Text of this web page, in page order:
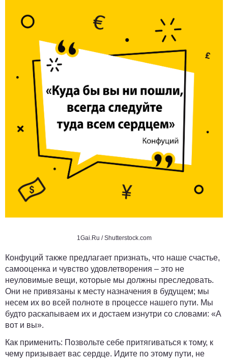
1Gai.Ru / Shutterstock.com
Конфуций также предлагает признать, что наше счастье,
самооценка и чувство удовлетворения – это не
неуловимые вещи, которые мы должны преследовать.
Они не привязаны к месту назначения в будущем; мы
несем их во всей полноте в процессе нашего пути. Мы
будто раскапываем их и достаем изнутри со словами: «А
вот и вы».
Как применить: Позвольте себе притягиваться к тому, к
чему призывает вас сердце. Идите по этому пути, не